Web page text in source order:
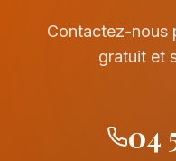
Contactez-nous
gratuit et
04